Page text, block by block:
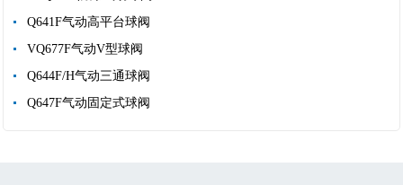
Q641F气动高平台球阀
VQ677F气动V型球阀
Q644F/H气动三通球阀
Q647F气动固定式球阀